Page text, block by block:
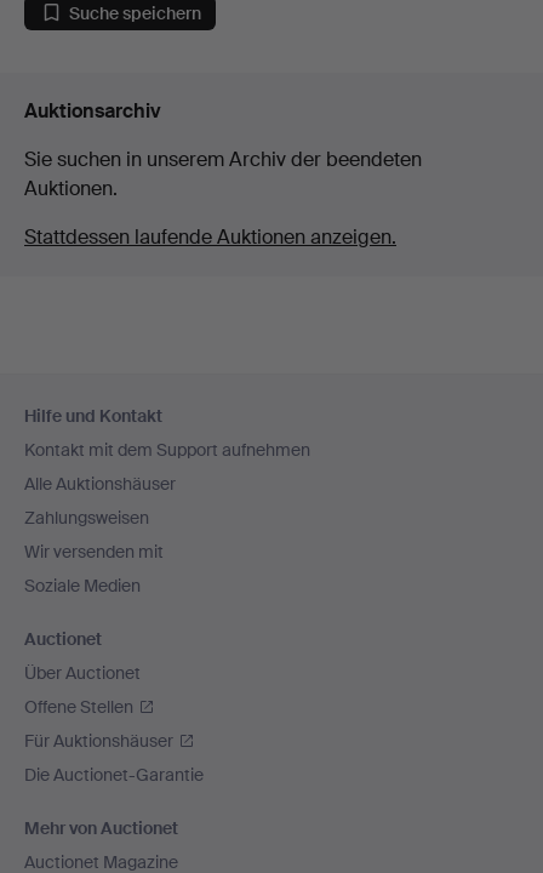
Suche speichern
Auktionsarchiv
Sie suchen in unserem Archiv der beendeten
Auktionen.
Stattdessen laufende Auktionen anzeigen.
Navigation
Hilfe und Kontakt
Kontakt mit dem Support aufnehmen
Alle Auktionshäuser
Zahlungsweisen
Wir versenden mit
Soziale Medien
Auctionet
Über Auctionet
Offene Stellen
Für Auktionshäuser
Die Auctionet-Garantie
Mehr von Auctionet
Auctionet Magazine